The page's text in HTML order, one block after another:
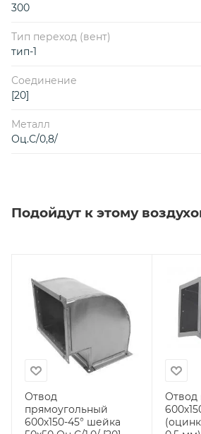
300
Тип переход (вент)
тип-1
Соединение
[20]
Металл
Оц.С/0,8/
Подойдут к этому
Отвод
прямоугольный
600х150-45° шейка
Отвод